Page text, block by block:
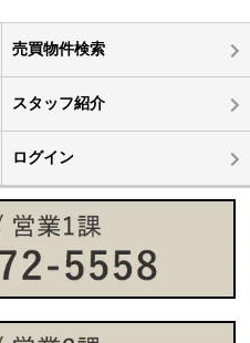
売買物件検索
スタッフ紹介
ログイン